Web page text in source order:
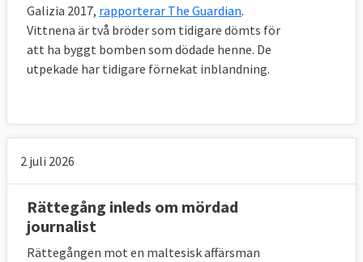
Reportrar utan gränser bedöms inom de
nämnda indikatorerna både kvalitativt och
kvantitativt. Kvantitativt handlar det om en
kartläggning av kränkningar av pressfrihet
Kvalitativt är det en studie baserad på
svaren från hundratals experter på
pressfrihet, som valts ut av Reportrar utan
gränser RSF (journalister, akademiker,
jurister och människorättsförsvarare) och
som fyllt i ett frågeformulär med 123
frågor.
Galizia 2017, rapporterar The Guardian.
Vittnena är två bröder som tidigare dömts för
att ha byggt bomben som dödade henne. De
utpekade har tidigare förnekat inblandning.
2 juli 2026
Rättegång inleds om mördad
journalist
Rättegången mot en maltesisk affärsman